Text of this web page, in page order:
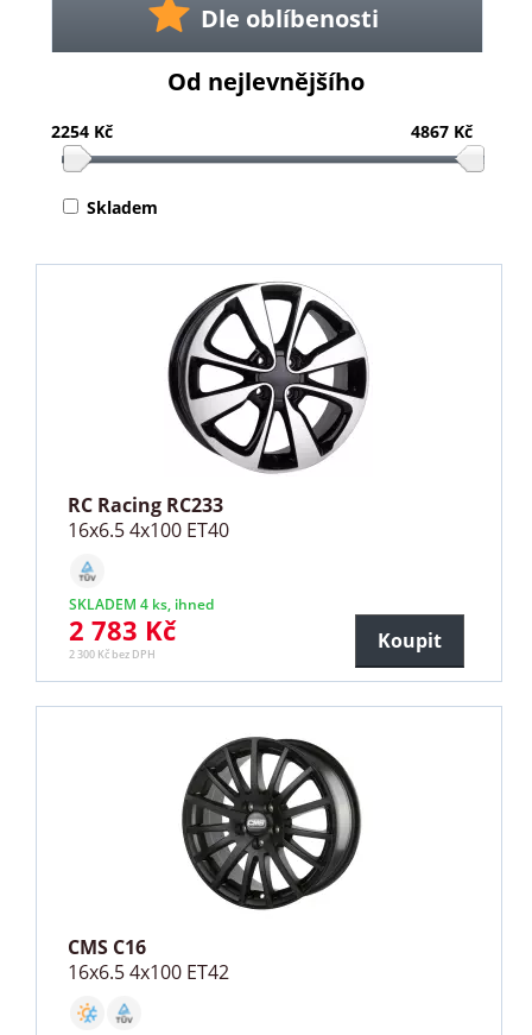
Dle oblíbenosti
Od nejlevnějšího
2254 Kč 4867 Kč
Skladem
RC Racing RC233
16x6.5 4x100 ET40
SKLADEM 4 ks, ihned
2 783 Kč
2 300 Kč bez DPH
Koupit
CMS C16
16x6.5 4x100 ET42